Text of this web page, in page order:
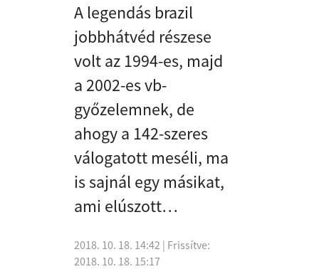
A legendás brazil
jobbhátvéd részese
volt az 1994-es, majd
a 2002-es vb-
győzelemnek, de
ahogy a 142-szeres
válogatott meséli, ma
is sajnál egy másikat,
ami elúszott…
2018. 10. 18. 14:42 | Frissítve:
2018. 10. 18. 15:17